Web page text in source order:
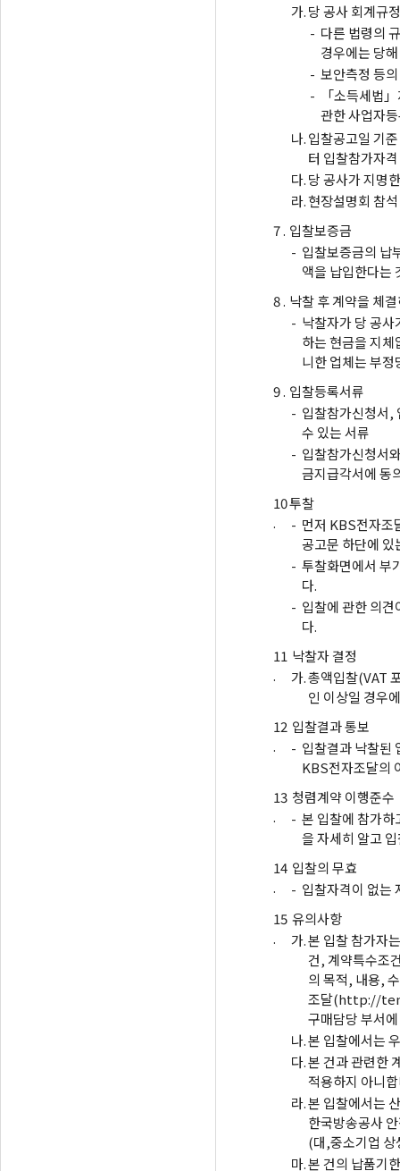
가.당 공사 회계규
- 다른 법령의
경우에는 당
- 보안측정 등
-
「소득세법
관한 사업자
나.입찰공고일 기
터 입찰참가자
다.당 공사가 지명
라.현장설명회 참
7 . 입찰보증금
- 입찰보증금의 납
액을 납입한다는
8 . 낙찰 후 계약을 체
- 낙찰자가 당 공
하는 현금을 지
니한 업체는 부
9 . 입찰등록서류
- 입찰참가신청서,
수 있는 서류
- 입찰참가신청서
금지급각서에 동
10
.
투찰
- 먼저 KBS전자조
공고문 하단에 있
- 투찰화면에서 부
다.
- 입찰에 관한 의
다.
11
.
낙찰자 결정
가.총액입찰(VAT
인 이상일 경우
12
.
입찰결과 통보
- 입찰결과 낙찰된
KBS전자조달의
13
.
청렴계약 이행준수
- 본 입찰에 참가하
을 자세히 알고
14
.
입찰의 무효
- 입찰자격이 없는
15
.
유의사항
가.본 입찰 참가자
건, 계약특수조
의 목적, 내용,
조달(http://
구매담당 부서
나.본 입찰에서는
다.본 건과 관련한
적용하지 아니
라.본 입찰에서는
한국방송공사
(대,중소기업 상
마.본 건의 납품기